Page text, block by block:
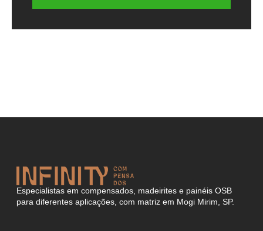
Especialistas em compensados, madeirites e painéis OSB
para diferentes aplicações, com matriz em Mogi Mirim, SP.